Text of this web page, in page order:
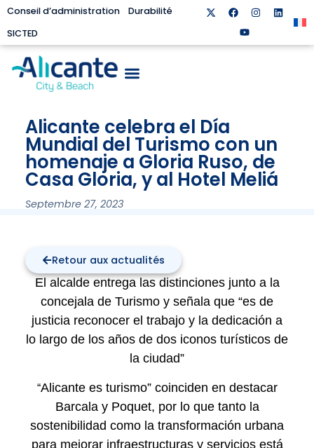
Conseil d’administration
Durabilité
SICTED
Alicante celebra el Día
Mundial del Turismo con un
homenaje a Gloria Ruso, de
Casa Gloria, y al Hotel Meliá
Septembre 27, 2023
Retour aux actualités
El alcalde entrega las distinciones junto a la
concejala de Turismo y señala que “es de
justicia reconocer el trabajo y la dedicación a
lo largo de los años de dos iconos turísticos de
la ciudad”
“Alicante es turismo” coinciden en destacar
Barcala y Poquet, por lo que tanto la
sostenibilidad como la transformación urbana
para mejorar infraestructuras y servicios está